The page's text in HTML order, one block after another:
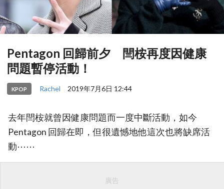
Pentagon 回歸前夕 閆桉再度因健康
問題暫停活動！
KPOP Rachel 2019年7月6日 12:44
去年閆桉就曾因健康問題而一度中斷活動，如今
Pentagon 回歸在即，但很遺憾地他這次也將缺席活
動⋯⋯
廣告